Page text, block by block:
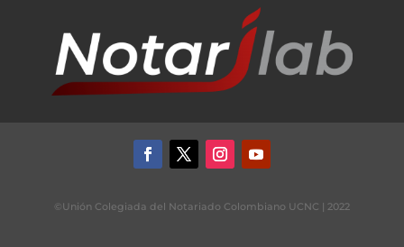
©Unión Colegiada del Notariado Colombiano UCNC | 2022